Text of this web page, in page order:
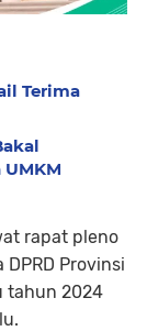
Terima
rapat pleno
Provinsi
tahun 2024